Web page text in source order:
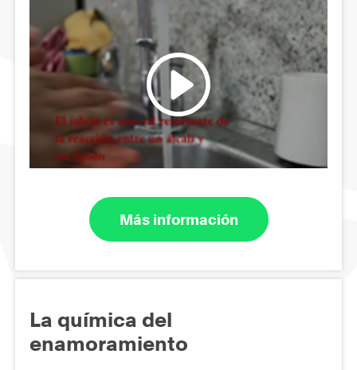
Más información
La química del
enamoramiento